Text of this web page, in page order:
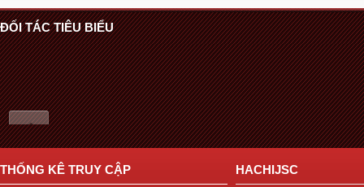
ĐỐI TÁC TIÊU BIỂU
THỐNG KÊ TRUY CẬP HACHIJSC